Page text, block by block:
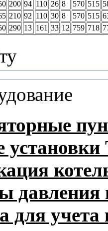
200 94 110 26 8 570 515
210 92 110 30 8 570 515
290 13 161 33 12 759 718
давления
для учета